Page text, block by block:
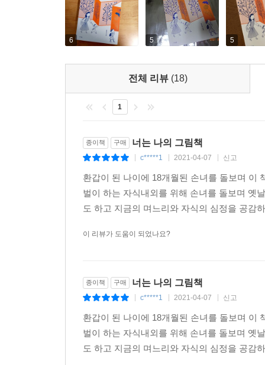
좋은 그림책의 기준은 뭘까? “적당히 귀여운 책,
않는다.”(92쪽) 아이들에게 책을 읽어준 경험,
바탕으로 저자는 아이의 감정을 건드리는 책이
시기이다. 동생과 싸우고 엄마에게 혼나 속상한
것이다. 다른 세계에 기대 이 세계의 어둠을 잊기
6 5 5
전체 리뷰 (18)
1
종이책 구매 너는 나의 그림책
c*****1 2021-04-07 신고
환갑이 된 나이에 18개월된 손녀를 돌보며 이
벌이 하는 자식내외를 위해 손녀를 돌보며 옛
도 하고 지금의 며느리와 자식의 심정을 공감
이 리뷰가 도움이 되었나요?
종이책 구매 너는 나의 그림책
c*****1 2021-04-07 신고
환갑이 된 나이에 18개월된 손녀를 돌보며 이
벌이 하는 자식내외를 위해 손녀를 돌보며 옛
도 하고 지금의 며느리와 자식의 심정을 공감